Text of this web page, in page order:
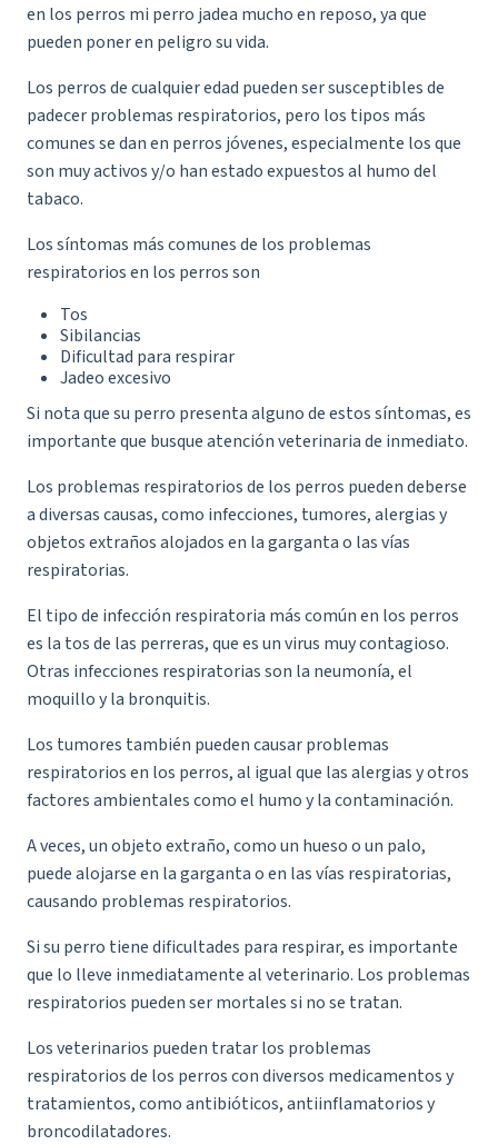
en los perros mi perro jadea mucho en reposo, ya que
pueden poner en peligro su vida.
Los perros de cualquier edad pueden ser susceptibles de
padecer problemas respiratorios, pero los tipos más
comunes se dan en perros jóvenes, especialmente los que
son muy activos y/o han estado expuestos al humo del
tabaco.
Los síntomas más comunes de los problemas
respiratorios en los perros son
Tos
Sibilancias
Dificultad para respirar
Jadeo excesivo
Si nota que su perro presenta alguno de estos síntomas, es
importante que busque atención veterinaria de inmediato.
Los problemas respiratorios de los perros pueden deberse
a diversas causas, como infecciones, tumores, alergias y
objetos extraños alojados en la garganta o las vías
respiratorias.
El tipo de infección respiratoria más común en los perros
es la tos de las perreras, que es un virus muy contagioso.
Otras infecciones respiratorias son la neumonía, el
moquillo y la bronquitis.
Los tumores también pueden causar problemas
respiratorios en los perros, al igual que las alergias y otros
factores ambientales como el humo y la contaminación.
A veces, un objeto extraño, como un hueso o un palo,
puede alojarse en la garganta o en las vías respiratorias,
causando problemas respiratorios.
Si su perro tiene dificultades para respirar, es importante
que lo lleve inmediatamente al veterinario. Los problemas
respiratorios pueden ser mortales si no se tratan.
Los veterinarios pueden tratar los problemas
respiratorios de los perros con diversos medicamentos y
tratamientos, como antibióticos, antiinflamatorios y
broncodilatadores.